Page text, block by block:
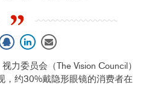
力委员会（The Vision Council）
，约30%戴隐形眼镜的消费者在